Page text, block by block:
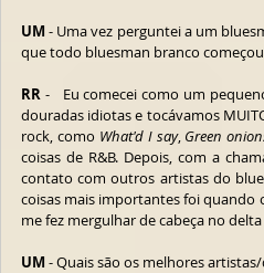
UM - Uma vez perguntei a um
que todo bluesman branco
RR -   Eu comecei como um
douradas idiotas e tocávamos
rock, como What'd I say, Green
coisas de R&B. Depois, com a
contato com outros artistas do
coisas mais importantes foi quando
me fez mergulhar de cabeça no
UM - Quais são os melhores